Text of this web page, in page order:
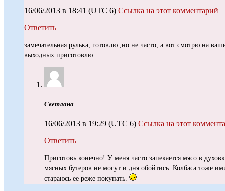
16/06/2013 в 18:41 (UTC 6) Ссылка на этот комментарий
Ответить
замечательная рулька, готовлю ,но не часто, а вот смотрю на
выходных приготовлю.
Светлана
16/06/2013 в 19:29 (UTC 6) Ссылка на этот
Ответить
Приготовь конечно! У меня часто запекается мясо в
мясных бутеров не могут и дня обойтись. Колбаса тоже
стараюсь ее реже покупать.